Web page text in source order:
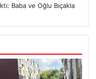
Baba ve Oğlu Bıçakla